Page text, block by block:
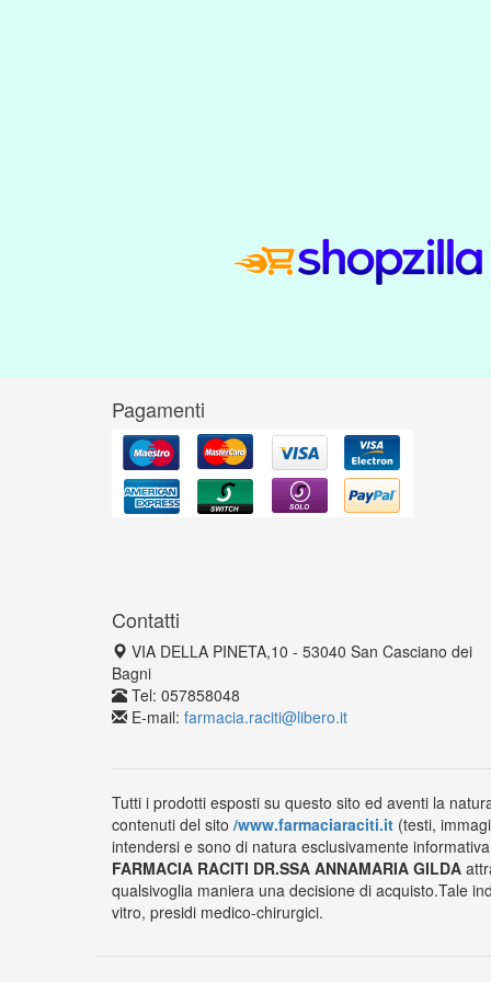
Pagamenti
Contatti
VIA DELLA PINETA,10 - 53040 San Casciano dei
Bagni
Tel: 057858048
E-mail: farmacia.raciti@libero.it
Tutti i prodotti esposti su questo sito ed aventi la
contenuti del sito /www.farmaciaraciti.it (testi,
intendersi e sono di natura esclusivamente
FARMACIA RACITI DR.SSA ANNAMARIA GILDA
qualsivoglia maniera una decisione di acquisto.Tale
vitro, presidi medico-chirurgici.